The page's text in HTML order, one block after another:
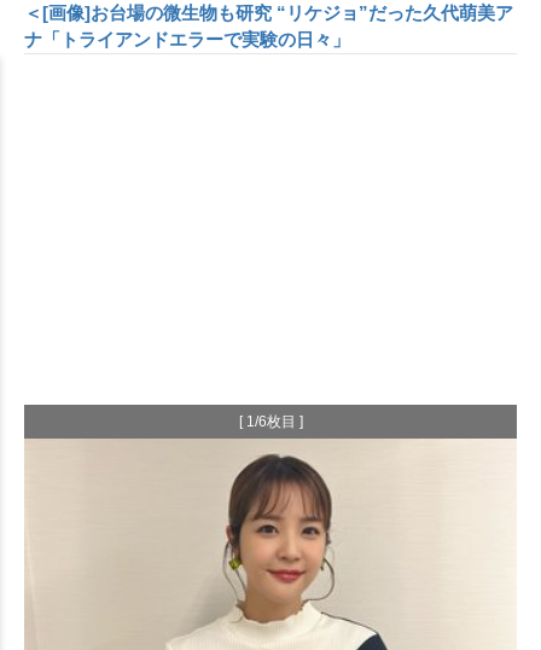
＜[画像]お台場の微生物も研究 “リケジョ”だった久代萌美ア
ナ「トライアンドエラーで実験の日々」
[ 1/6枚目 ]